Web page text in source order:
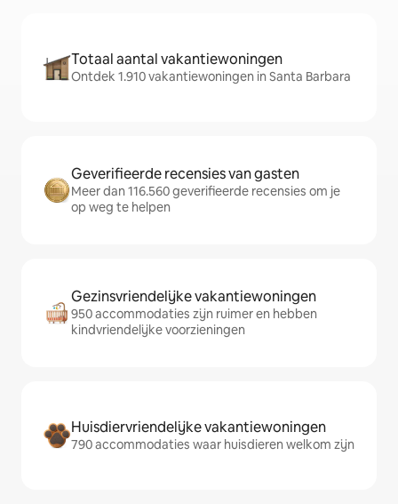
Totaal aantal vakantiewoningen
Ontdek 1.910 vakantiewoningen in Santa Barbara
Geverifieerde recensies van gasten
Meer dan 116.560 geverifieerde recensies om je
op weg te helpen
Gezinsvriendelijke vakantiewoningen
950 accommodaties zijn ruimer en hebben
kindvriendelijke voorzieningen
Huisdiervriendelijke vakantiewoningen
790 accommodaties waar huisdieren welkom zijn